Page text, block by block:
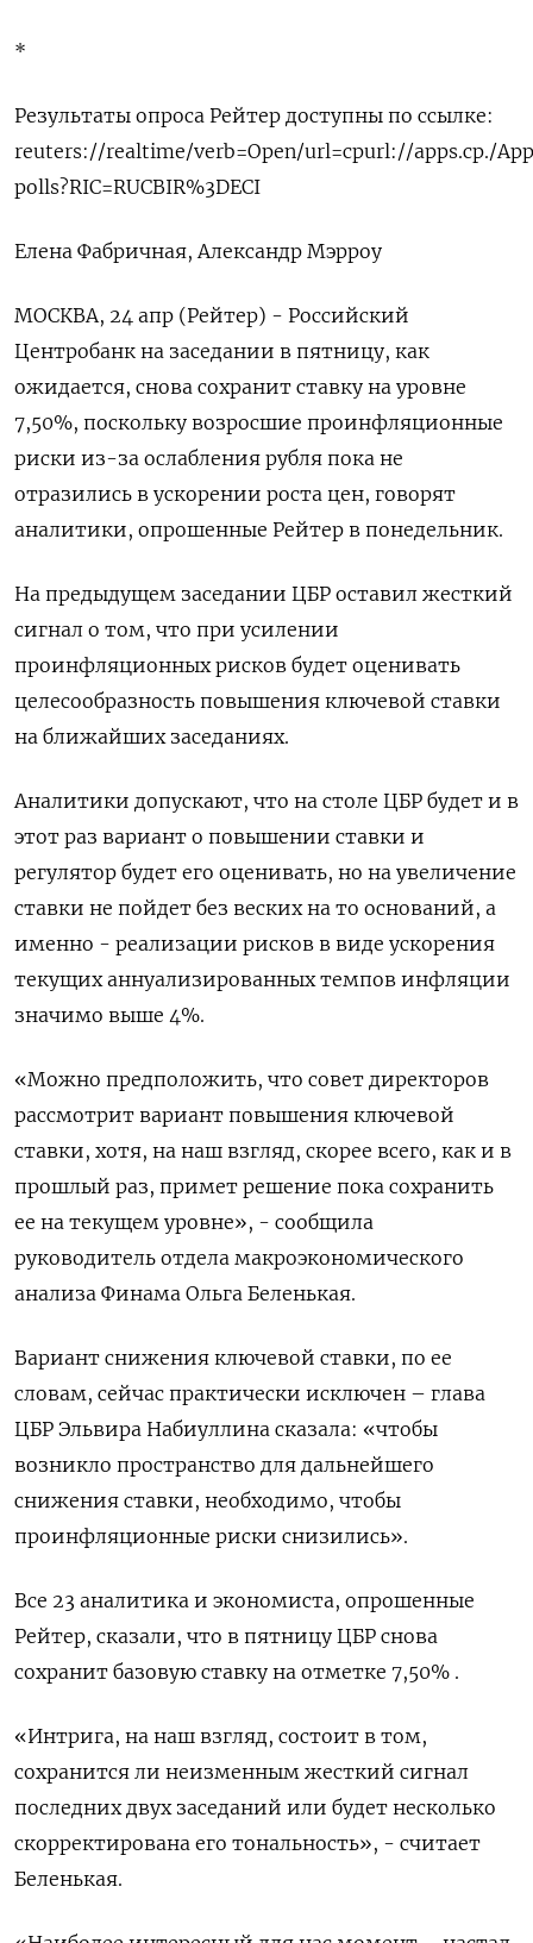
*
Результаты опроса Рейтер доступны по ссылке:
reuters://realtime/verb=Open/url=cpurl://apps.cp./
polls?RIC=RUCBIR%3DECI
Елена Фабричная, Александр Мэрроу
МОСКВА, 24 апр (Рейтер) - Российский
Центробанк на заседании в пятницу, как
ожидается, снова сохранит ставку на уровне
7,50%, поскольку возросшие проинфляционные
риски из-за ослабления рубля пока не
отразились в ускорении роста цен, говорят
аналитики, опрошенные Рейтер в понедельник.
На предыдущем заседании ЦБР оставил жесткий
сигнал о том, что при усилении
проинфляционных рисков будет оценивать
целесообразность повышения ключевой ставки
на ближайших заседаниях.
Аналитики допускают, что на столе ЦБР будет и в
этот раз вариант о повышении ставки и
регулятор будет его оценивать, но на увеличение
ставки не пойдет без веских на то оснований, а
именно - реализации рисков в виде ускорения
текущих аннуализированных темпов инфляции
значимо выше 4%.
«Можно предположить, что совет директоров
рассмотрит вариант повышения ключевой
ставки, хотя, на наш взгляд, скорее всего, как и в
прошлый раз, примет решение пока сохранить
ее на текущем уровне», - сообщила
руководитель отдела макроэкономического
анализа Финама Ольга Беленькая.
Вариант снижения ключевой ставки, по ее
словам, сейчас практически исключен – глава
ЦБР Эльвира Набиуллина сказала: «чтобы
возникло пространство для дальнейшего
снижения ставки, необходимо, чтобы
проинфляционные риски снизились».
Все 23 аналитика и экономиста, опрошенные
Рейтер, сказали, что в пятницу ЦБР снова
сохранит базовую ставку на отметке 7,50% .
«Интрига, на наш взгляд, состоит в том,
сохранится ли неизменным жесткий сигнал
последних двух заседаний или будет несколько
скорректирована его тональность», - считает
Беленькая.